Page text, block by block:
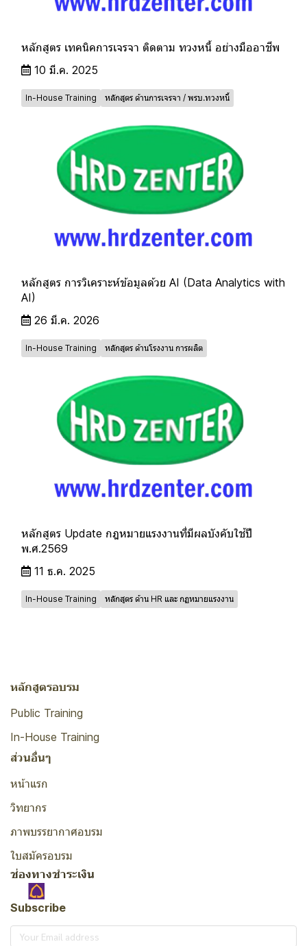
หลักสูตร เทคนิคการเจรจา ติดตาม ทวงหนี้ อย่างมืออาชีพ
10 มี.ค. 2025
In-House Training หลักสูตร ด้านการเจรจา / พรบ.ทวงหนี้
หลักสูตร การวิเคราะห์ข้อมูลด้วย AI (Data Analytics with
AI)
26 มี.ค. 2026
In-House Training หลักสูตร ด้านโรงงาน การผลิต
หลักสูตร Update กฎหมายแรงงานที่มีผลบังคับใช้ปี
พ.ศ.2569
11 ธ.ค. 2025
In-House Training หลักสูตร ด้าน HR และ กฏหมายแรงงาน
หลักสูตรอบรม
Public Training
In-House Training
ส่วนอื่นๆ
หน้าแรก
วิทยากร
ภาพบรรยากาศอบรม
ใบสมัครอบรม
ช่องทางชำระเงิน
Subscribe